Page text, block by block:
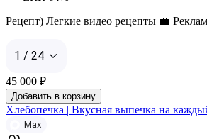
Рецепт) Легкие видео рецепты 💼
1 / 24
45 000 ₽
Добавить в корзину
Хлебопечка | Вкусная выпечка на
Max